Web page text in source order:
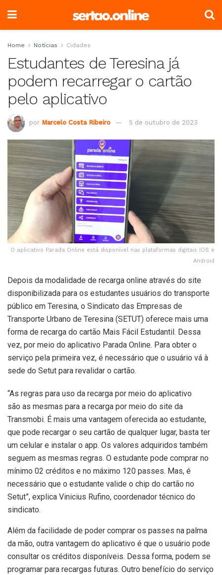
Home Notícias Cidades
Estudantes de Teresina já
podem recarregar o cartão
pelo aplicativo
por Marcelo Costa Ribeiro 5 de outubro de 2023
O aplicativo Parada Online está disponível nas plataformas digitais IOS e
Android
Depois da modalidade de recarga online através do site
disponibilizada para os estudantes usuários do transporte
público em Teresina, o Sindicato das Empresas de
Transporte Urbano de Teresina (SETUT) oferece mais uma
forma de recarga do cartão Mais Fácil Estudantil. Dessa
vez, por meio do aplicativo Parada Online. Para obter o
serviço pela primeira vez, é necessário que o usuário vá à
sede do Setut para revalidar o cartão.
“As regras para uso da recarga por meio do aplicativo
são as mesmas para a recarga por meio do site da
Transmobi. É mais uma vantagem oferecida ao estudante,
que pode recargar o seu cartão de qualquer lugar, basta ter
um celular e instalar o app. Os valores adquiridos também
seguem as mesmas regras. O estudante pode comprar no
mínimo 02 créditos e no máximo 120 passes. Mas, é
necessário que o estudante valide o chip do cartão no
Setut”, explica Vinicius Rufino, coordenador técnico do
sindicato.
Além da facilidade de poder comprar os passes na palma
da mão, outra vantagem do aplicativo é que o usuário pode
consultar os créditos disponíveis. Dessa forma, podem se
programar para recargas futuras. Outro benefício do serviço